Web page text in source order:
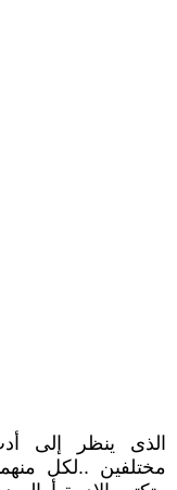
الذى ينظر إلى
مختلفين ..لكل منهما